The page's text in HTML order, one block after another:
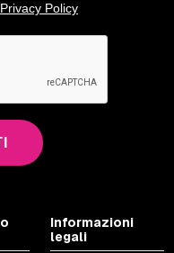
Privacy Policy
Informazioni
legali